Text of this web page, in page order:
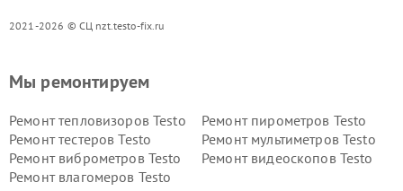
2021-2026 © СЦ nzt.testo-fix.ru
Мы ремонтируем
Ремонт тепловизоров Testo
Ремонт пирометров Testo
Ремонт тестеров Testo
Ремонт мультиметров Testo
Ремонт виброметров Testo
Ремонт видеоскопов Testo
Ремонт влагомеров Testo